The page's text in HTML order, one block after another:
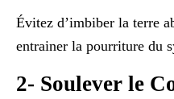
Évitez d’imbiber la terre
entrainer la pourriture du
2- Soulever le